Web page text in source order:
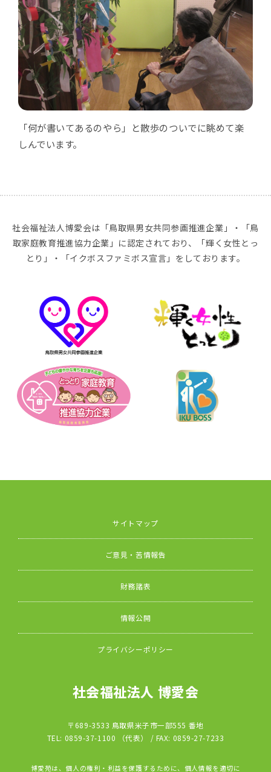
「何が書いてあるのやら」と散歩のついでに眺めて楽
しんでいます。
社会福祉法人博愛会は「鳥取県男女共同参画推進企業」・「鳥
取家庭教育推進協力企業」に認定されており、「輝く女性とっ
とり」・「イクボスファミボス宣言」をしております。
サイトマップ
ご意見・苦情報告
財務諸表
情報公開
プライバシーポリシー
社会福祉法人 博愛会
〒689-3533 鳥取県米子市一部555 番地
TEL: 0859-37-1100 （代表） / FAX: 0859-27-7233
博愛苑は、個人の権利・利益を保護するために、個人情報を適切に